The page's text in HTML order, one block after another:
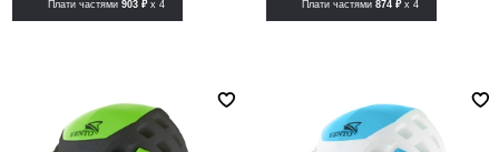
Плати частями903 ₽ x 4 Плати частями 874 ₽ x 4